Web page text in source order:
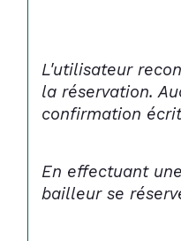
L'utilisateur
la réservation.
confirmation
En effectuant
bailleur se